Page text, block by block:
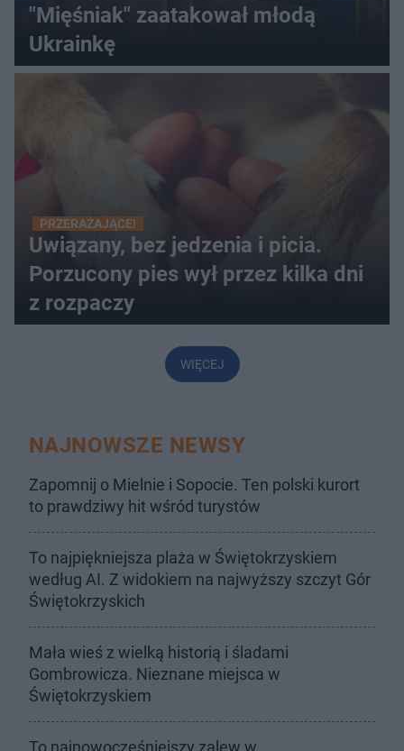
"Mięśniak" zaatakował młodą
Ukrainkę
PRZERAŻAJĄCE!
Uwiązany, bez jedzenia i picia.
Porzucony pies wył przez kilka dni
z rozpaczy
WIĘCEJ
NAJNOWSZE NEWSY
Zapomnij o Mielnie i Sopocie. Ten polski kurort
to prawdziwy hit wśród turystów
To najpiękniejsza plaża w Świętokrzyskiem
według AI. Z widokiem na najwyższy szczyt Gór
Świętokrzyskich
Mała wieś z wielką historią i śladami
Gombrowicza. Nieznane miejsca w
Świętokrzyskiem
To najnowocześniejszy zalew w